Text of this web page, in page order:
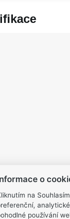
o
na
používání